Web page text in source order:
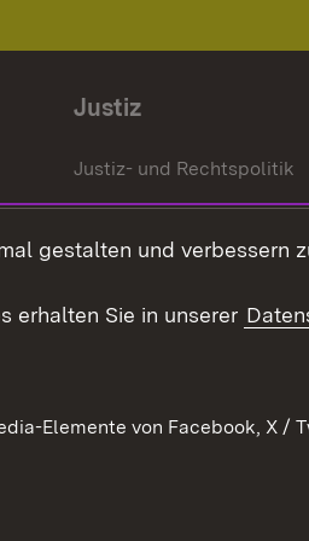
Justiz
Justiz- und Rechtspolitik
Gerichte und
Staatsanwaltschaften
gestalten und verbessern
erhalten Sie in unserer
Elemente von Facebook, X